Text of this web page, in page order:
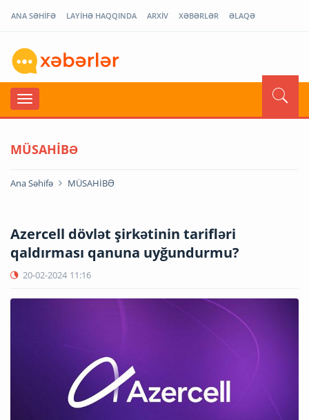
ANA SƏHİFƏ LAYİHƏ HAQQINDA ARXİV XƏBƏRLƏR ƏLAQƏ
MÜSAHİBƏ
Ana Səhifə MÜSAHİBƏ
Azercell dövlət şirkətinin tarifləri
qaldırması qanuna uyğundurmu?
20-02-2024 11:16